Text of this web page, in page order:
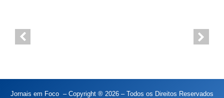
Jornais em Foco – Copyright ® 2026 – Todos os Direitos Reservados